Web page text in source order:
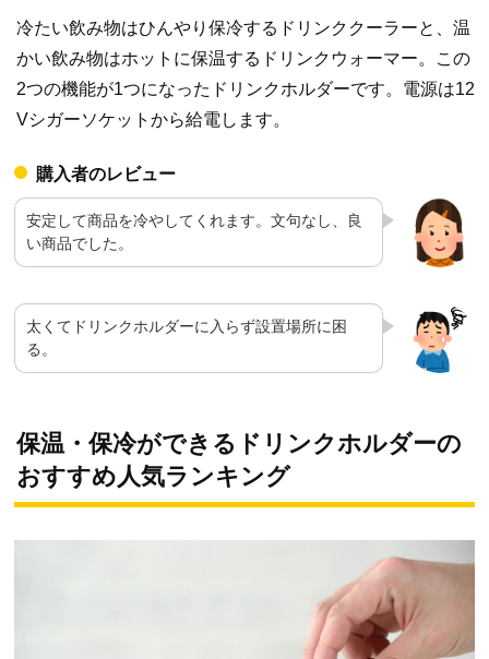
冷たい飲み物はひんやり保冷するドリンククーラーと、温
かい飲み物はホットに保温するドリンクウォーマー。この
2つの機能が1つになったドリンクホルダーです。電源は12
Vシガーソケットから給電します。
購入者のレビュー
安定して商品を冷やしてくれます。文句なし、良
い商品でした。
太くてドリンクホルダーに入らず設置場所に困
る。
保温・保冷ができるドリンクホルダーの
おすすめ人気ランキング